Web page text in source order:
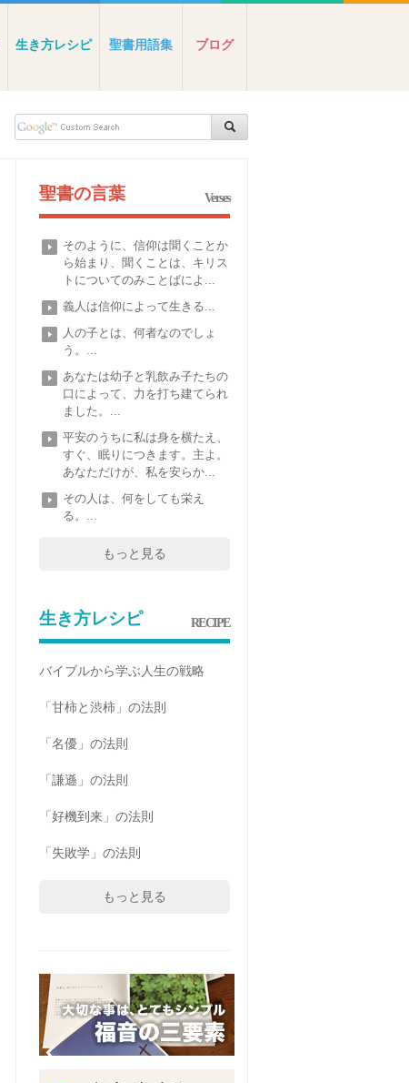
生き方レシピ 聖書用語集 ブログ
聖書の言葉 Verses
そのように、信仰は聞くことか
ら始まり、聞くことは、キリス
トについてのみことばによ...
義人は信仰によって生きる...
人の子とは、何者なのでしょ
う。...
あなたは幼子と乳飲み子たちの
口によって、力を打ち建てられ
ました。...
平安のうちに私は身を横たえ、
すぐ、眠りにつきます。主よ。
あなただけが、私を安らか...
その人は、何をしても栄え
る。...
もっと見る
生き方レシピ RECIPE
バイブルから学ぶ人生の戦略
「甘柿と渋柿」の法則
「名優」の法則
「謙遜」の法則
「好機到来」の法則
「失敗学」の法則
もっと見る